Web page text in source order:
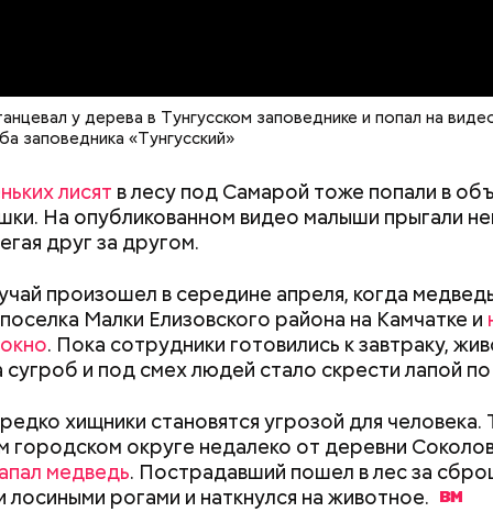
у дерева в Тунгусском заповеднике и попал на
заповедника «Тунгусский»
лисят в лесу под Самарой тоже попали в
На опубликованном видео малыши прыгали
друг за другом.
произошел в середине апреля, когда
Малки Елизовского района на Камчатке и
. Пока сотрудники готовились к завтраку,
сугроб и под смех людей стало скрести лапой по
хищники становятся угрозой для человека.
городском округе недалеко от деревни
медведь. Пострадавший пошел в лес за
лосиными рогами и наткнулся на животное.
масло;